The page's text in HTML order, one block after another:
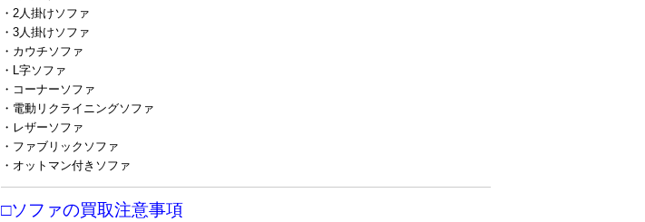
・2人掛けソファ
・3人掛けソファ
・カウチソファ
・L字ソファ
・コーナーソファ
・電動リクライニングソファ
・レザーソファ
・ファブリックソファ
・オットマン付きソファ
□ソファの買取注意事項